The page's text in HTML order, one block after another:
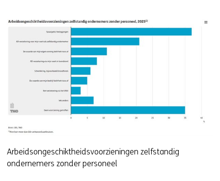
Arbeidsongeschiktheidsvoorzieningen zelfstandig
ondernemers zonder personeel